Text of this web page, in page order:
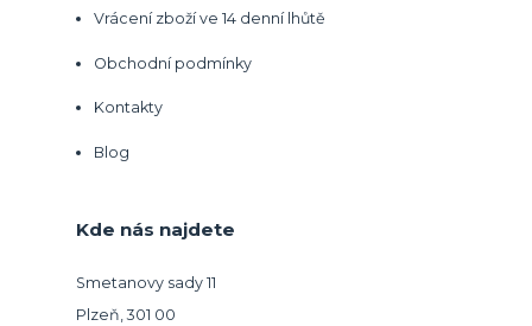
Vrácení zboží ve 14 denní lhůtě
Obchodní podmínky
Kontakty
Blog
Kde nás najdete
Smetanovy sady 11
Plzeň, 301 00